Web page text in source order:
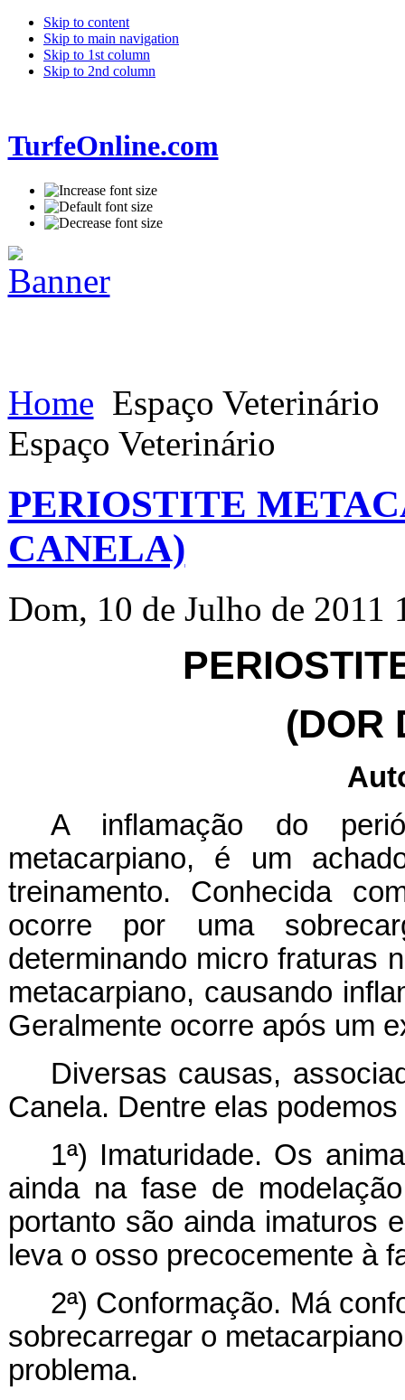
Skip to content
Skip to main navigation
Skip to 1st column
Skip to 2nd column
TurfeOnline.com
Home Espaço Veterinário
Espaço Veterinário
PERIOSTITE
CANELA)
Dom, 10 de Julho de 2011
(DOR
A inflamação do
metacarpiano, é um
treinamento. Conhecida
ocorre por uma
determinando micro fraturas
metacarpiano, causando
Geralmente ocorre após um
Diversas causas,
Canela. Dentre elas
1ª) Imaturidade. Os
ainda na fase de
portanto são ainda imaturos
leva o osso precocemente à
2ª) Conformação. Má
sobrecarregar o
problema.